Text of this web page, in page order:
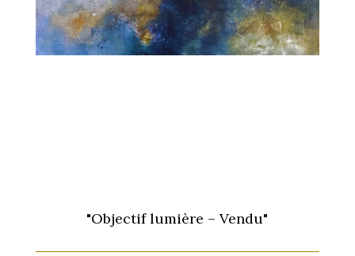
"Objectif lumière – Vendu"